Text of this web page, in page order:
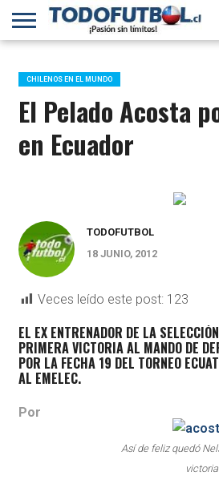
PRIMERA
B
SELECCIÓN
CHILENA
CHILENOS
EN EL
MUNDO
FÚTBOL
INTERNACIONAL
CHILENOS EN EL MUNDO
El Pelado Acosta
en Ecuador
TODOFUTBOL
18 JUNIO, 2012
Veces leído este post: 123
EL EX ENTRENADOR DE LA
PRIMERA VICTORIA AL MANDO DE
POR LA FECHA 19 DEL TORNEO
AL EMELEC.
Así de feliz quedó
Por